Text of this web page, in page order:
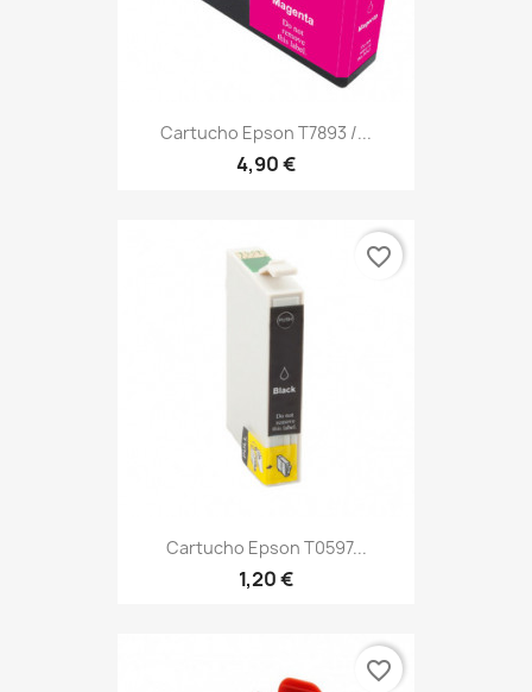
Cartucho Epson T7893 /...
4,90 €
Cartucho Epson T0597...
1,20 €
favorite_border
favorite_border